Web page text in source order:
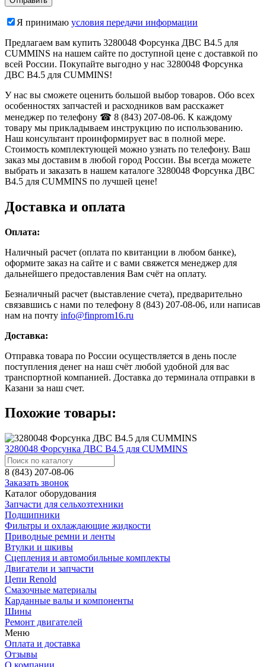
Я принимаю условия передачи информации
Предлагаем вам купить 3280048 Форсунка ДВС B4.5 для
CUMMINS на нашем сайте по доступной цене с доставкой по
всей России. Покупайте выгодно у нас 3280048 Форсунка
ДВС B4.5 для CUMMINS!
У нас вы сможете оценить большой выбор товаров. Обо всех
особенностях запчастей и расходников вам расскажет
менеджер по телефону ☎ 8 (843) 207-08-06. К каждому
товару мы прикладываем инструкцию по использованию.
Наш консультант проинформирует вас в полной мере.
Стоимость комплектующей можно узнать по телефону. Ваш
заказ мы доставим в любой город России. Вы всегда можете
выбрать и заказать в нашем каталоге 3280048 Форсунка ДВС
B4.5 для CUMMINS по лучшей цене!
Доставка и оплата
Оплата:
Наличный расчет (оплата по квитанции в любом банке),
оформите заказ на сайте и с вами свяжется менеджер для
дальнейшего предоставления Вам счёт на оплату.
Безналичный расчет (выставление счета), предварительно
связавшись с нами по телефону 8 (843) 207-08-06, или написав
нам на почту info@finprom16.ru
Доставка:
Отправка товара по России осуществляется в день после
поступления денег на наш счёт любой удобной для вас
транспортной компанией. Доставка до терминала отправки в
Казани за наш счет.
Похожие товары:
3280048 Форсунка ДВС B4.5 для CUMMINS
8 (843) 207-08-06
Заказать звонок
Каталог оборудования
Запчасти для сельхозтехники
Подшипники
Фильтры и охлаждающие жидкости
Приводные ремни и ленты
Втулки и шкивы
Сцепления и автомобильные комплекты
Двигатели и запчасти
Цепи Renold
Смазочные материалы
Карданные валы и компоненты
Шины
Ремонт двигателей
Меню
Оплата и доставка
Отзывы